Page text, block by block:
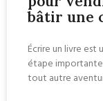
bâtir une
Écrire un livre est
étape
tout autre